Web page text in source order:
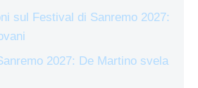
sul Festival di Sanremo 2027:
2027: De Martino svela